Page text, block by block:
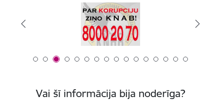
Vai šī informācija bija noderīga?